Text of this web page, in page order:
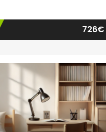
726€